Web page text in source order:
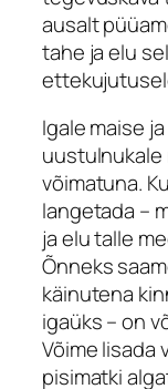
ausalt
tahe ja elu
Igale maise
uustulnukale
võimatuna.
langetada –
ja elu talle
Õnneks
käinutena
igaüks – on
Võime lisada
pisimatki